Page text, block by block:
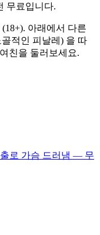
무료입니다.
아래에서 다른
적인 피날레) 을 따
친을 둘러보세요.
로 가슴 드러냄 — 무